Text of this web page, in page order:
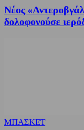
Νέος
δολοφονούσε
ΜΠΑΣΚΕΤ